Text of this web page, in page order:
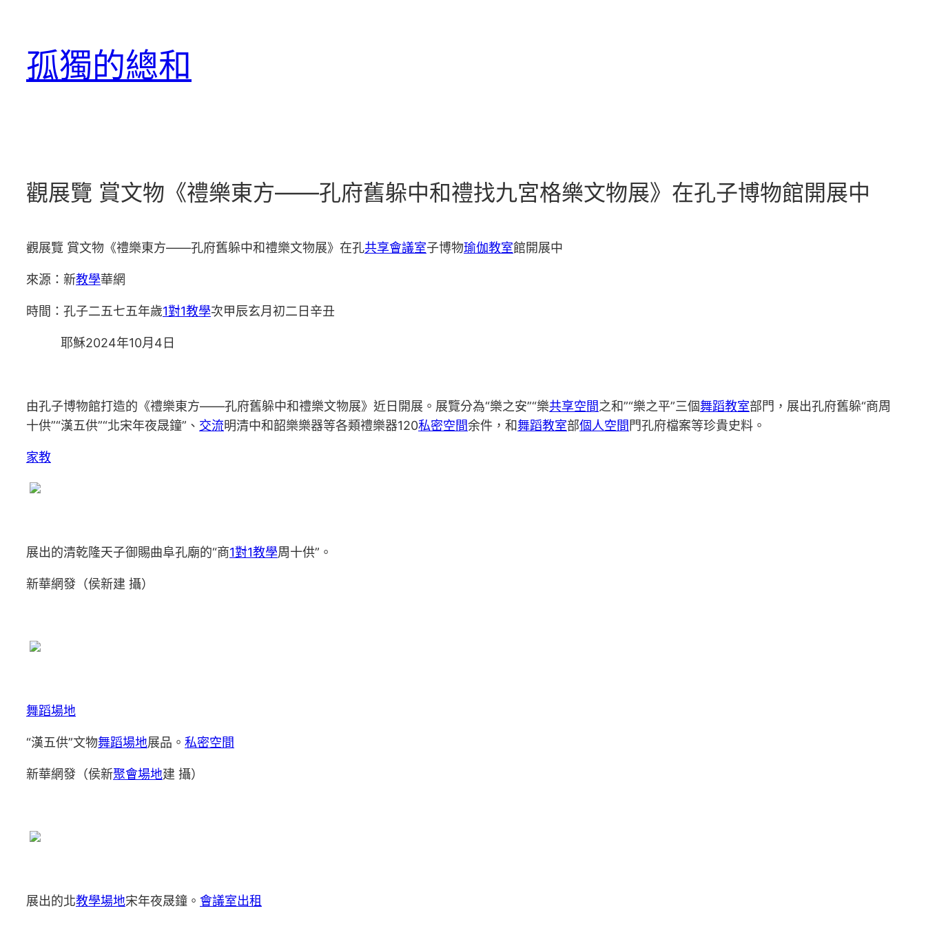
孤獨的總和
觀展覽 賞文物《禮樂東方——孔府舊躲中和禮找九宮格樂文物展》在孔子博物館開展中
觀展覽 賞文物《禮樂東方——孔府舊躲中和禮樂文物展》在孔共享會議室子博物瑜伽教室館開展中
來源：新教學華網
時間：孔子二五七五年歲1對1教學次甲辰玄月初二日辛丑
耶穌2024年10月4日
由孔子博物館打造的《禮樂東方——孔府舊躲中和禮樂文物展》近日開展。展覽分為“樂之安”“樂共享空間之和”“樂之平”三個舞蹈教室部門，展出孔府舊躲“商周
十供”“漢五供”“北宋年夜晟鐘”、 交流明清中和韶樂樂器等各類禮樂器120私密空間余件，和舞蹈教室部個人空間 門孔府檔案等珍貴史料。
家教
展出的清乾隆天子御賜曲阜孔廟的“商1對1教學周十供”。
新華網發（侯新建 攝）
舞蹈場地
“漢五供”文物舞蹈場地展品。 私密空間
新華網發（侯新聚會場地建 攝）
展出的北教學場地宋年夜晟鐘。 會議室出租